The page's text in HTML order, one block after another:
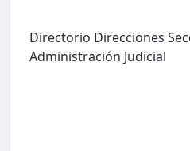
Directorio Direcciones
Administración Judicial